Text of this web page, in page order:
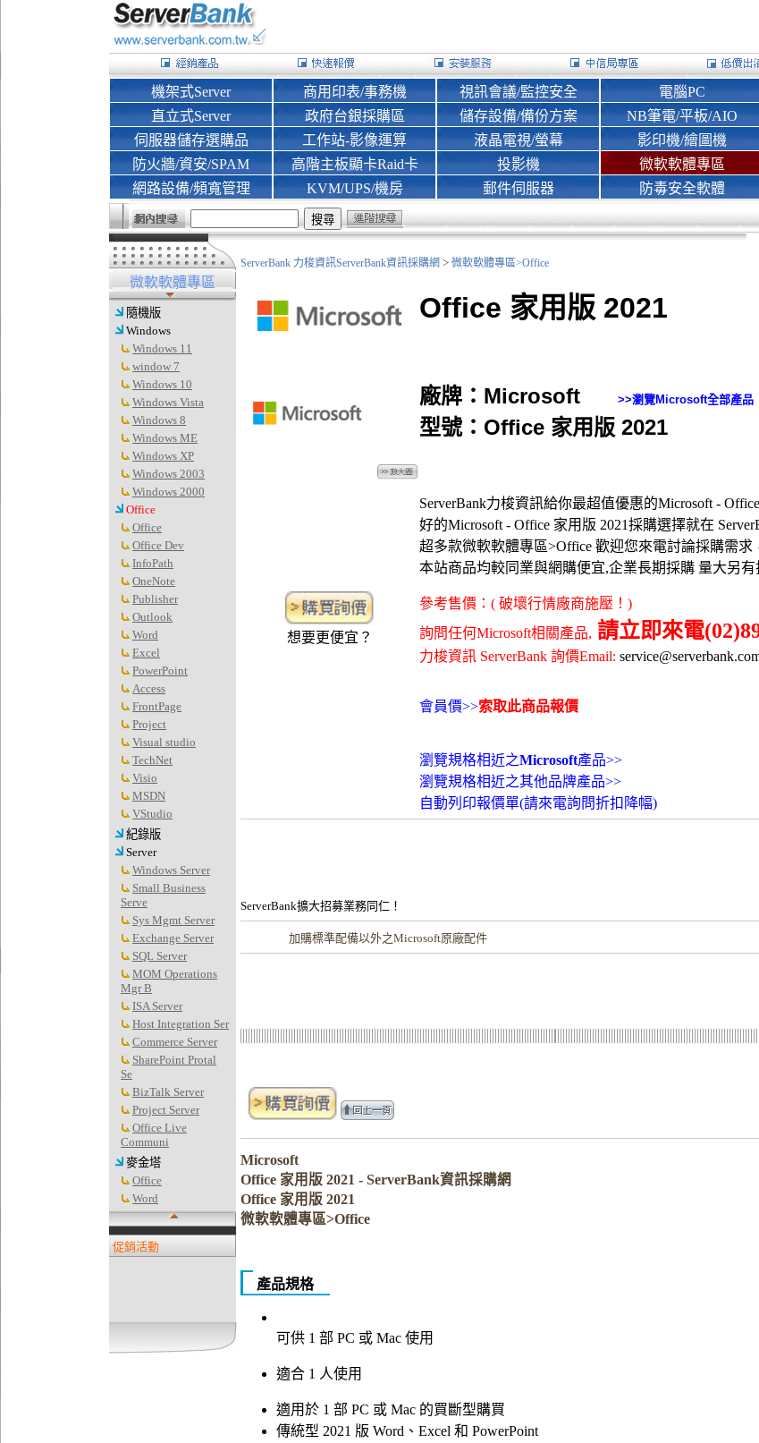
機架式Server
直立式Server
伺服器儲存選購品
防火牆/資安/SPAM
網路設備/頻寬管理
商用印表/事務機
政府台銀採購區
工作站-影像運算
高階主板顯卡Raid卡
KVM/UPS/機房
視訊會議/監控安全
儲存設備/備份方案
液晶電視/螢幕
投影機
郵件伺服器
電腦PC
NB筆電/平板/AIO
影印機/繪圖機
微軟軟體專區
防毒安全軟體
微軟軟體專區
隨機版
Windows
Windows 11
window 7
Windows 10
Windows Vista
Windows 8
Windows ME
Windows XP
Windows 2003
Windows 2000
Office
Office
Office Dev
InfoPath
OneNote
Publisher
Outlook
Word
Excel
PowerPoint
Access
FrontPage
Project
Visual studio
TechNet
Visio
MSDN
VStudio
紀錄版
Server
Windows Server
Small Business
Serve
Sys Mgmt Server
Exchange Server
SQL Server
MOM Operations
Mgr B
ISA Server
Host Integration Ser
Commerce Server
SharePoint Protal
Se
BizTalk Server
Project Server
Office Live
Communi
麥金塔
Office
Word
促銷活動
ServerBank 力梭資訊ServerBank資訊採購網 > 微軟軟體專區>Office
Office 家用版 2021
廠牌：Microsoft >>瀏覽Microsoft全部產品
型號：Office 家用版 2021
ServerBank力梭資訊給你最超值優惠的Microsoft -
好的Microsoft - Office 家用版 2021採購選擇就在
超多款微軟軟體專區>Office 歡迎您來電討論採購需
本站商品均較同業與網購便宜,企業長期採購 量大另有
想要更便宜？
參考售價：( 破壞行情廠商施壓！)
詢問任何Microsoft相關產品, 請立即來電
力梭資訊 ServerBank 詢價Email:
會員價>>索取此商品報價
瀏覽規格相近之Microsoft產品>>
瀏覽規格相近之其他品牌產品>>
自動列印報價單(請來電詢問折扣降幅)
ServerBank擴大招募業務同仁！
加購標準配備以外之Microsoft原廠配件
Microsoft
Office 家用版 2021 - ServerBank資訊採購網
Office 家用版 2021
微軟軟體專區>Office
產品規格
可供 1 部 PC 或 Mac 使用
適合 1 人使用
適用於 1 部 PC 或 Mac 的買斷型購買
傳統型 2021 版 Word、Excel 和 PowerPoint